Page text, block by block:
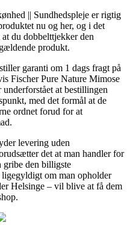
|| Sundhedspleje er rigtig
nu og her, og i det
du dobbelttjekker den
produkt.
garanti om 1 dags fragt på
Fischer Pure Nature Mimose
at bestillingen
med det formål at de
ordnet forud for at
levering uden
det at man handler for
gribe den billigste
om man opholder
Helsinge – vil blive at få dem